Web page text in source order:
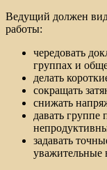
Ведущий должен
работы:
чередовать
группах и
делать
сокращать
снижать
давать группе
задавать
уважительные